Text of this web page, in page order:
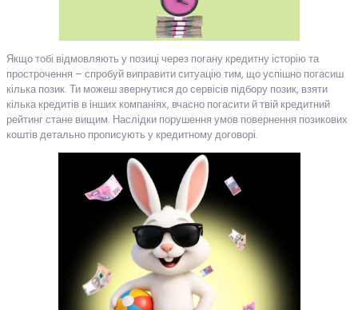
Якщо тобі відмовляють у позиці через погану кредитну історію та
прострочення – спробуй виправити ситуацію тим, що успішно погасиш
кілька позик. Ти можеш звернутися до сервісів підбору позик, взяти
кілька кредитів в інших компаніях, вчасно погасити й твій кредитний
рейтинг стане вищим. Наслідки порушення умов повернення позикових
коштів детально прописують у кредитному договорі.